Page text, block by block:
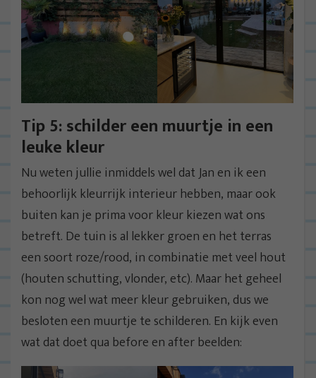
Tip 5: schilder een muurtje in een
leuke kleur
Nu weten jullie inmiddels wel dat Jan en ik een
behoorlijk kleurrijk interieur hebben, maar ook
buiten kan je prima voor kleur kiezen wat ons
betreft. De tuin is al lekker groen en het terras
een soort roze/rood, in combinatie met veel hout
(houten schutting, vlonder, etc). Maar het geheel
kon nog wel wat meer kleur gebruiken, dus we
besloten een muurtje te schilderen. En kijk even
wat dat doet qua before en after beelden: